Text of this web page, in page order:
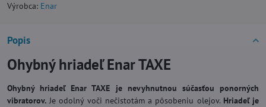
Výrobca: Enar
Popis
Ohybný hriadeľ Enar TAXE
Ohybný hriadeľ Enar TAXE je nevyhnutnou súčasťou ponorných
vibratorov. Je odolný voči nečistotám a pôsobeniu olejov. Hriadeľ je